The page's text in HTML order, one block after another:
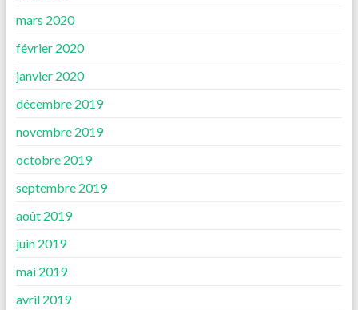
mars 2020
février 2020
janvier 2020
décembre 2019
novembre 2019
octobre 2019
septembre 2019
août 2019
juin 2019
mai 2019
avril 2019